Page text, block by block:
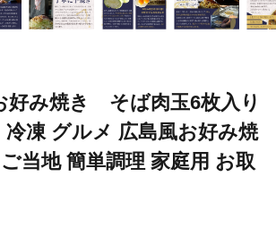
好み焼き そば肉玉6枚入り
凍 グルメ 広島風お好み焼
当地 簡単調理 家庭用 お取